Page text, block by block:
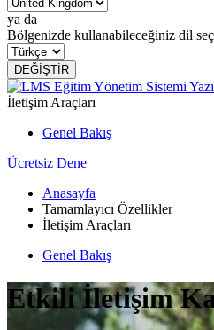
ya da
Bölgenizde kullanabileceğiniz dil
DEĞİŞTİR
İletişim Araçları
Genel Bakış
Ücretsiz Dene
Anasayfa
Tamamlayıcı Özellikler
İletişim Araçları
Genel Bakış
Etkili İletişim